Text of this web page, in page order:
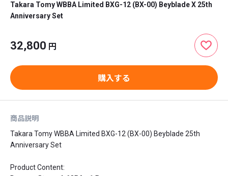
Takara Tomy WBBA Limited BXG-12 (BX-00) Beyblade X 25th
Anniversary Set
32,800 円
購入する
商品説明
Takara Tomy WBBA Limited BXG-12 (BX-00) Beyblade 25th
Anniversary Set
Product Content: